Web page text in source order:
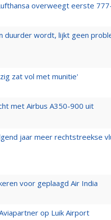
overweegt eerste
duurder wordt, lijkt geen
zat vol met munitie'
met Airbus A350-900 uit
jaar meer rechtstreekse
voor geplaagd Air India
op Luik Airport